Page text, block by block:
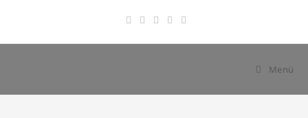
springen
Menü